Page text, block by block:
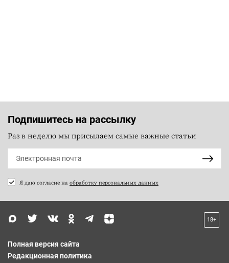
Подпишитесь на рассылку
Раз в неделю мы присылаем самые важные статьи
Я даю согласие на обработку персональных данных
18+
Полная версия сайта
Редакционная политика